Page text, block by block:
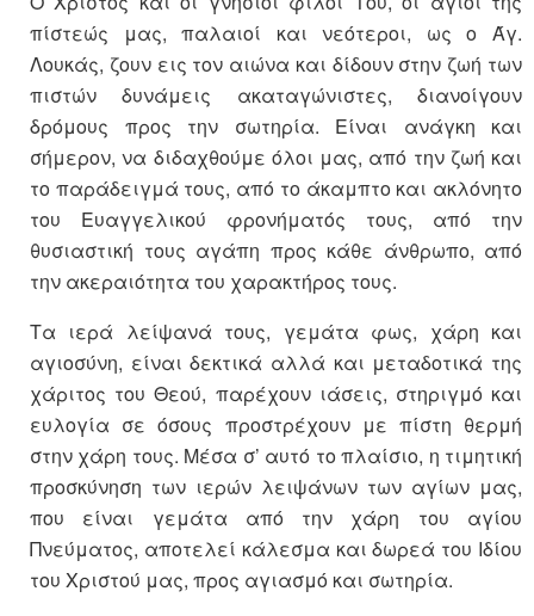
πίστεώς μας, παλαιοί και νεότεροι, ως ο Άγ.
Λουκάς, ζουν εις τον αιώνα και δίδουν στην ζωή των
πιστών δυνάμεις ακαταγώνιστες, διανοίγουν
δρόμους προς την σωτηρία. Είναι ανάγκη και
σήμερον, να διδαχθούμε όλοι μας, από την ζωή και
το παράδειγμά τους, από το άκαμπτο και ακλόνητο
του Ευαγγελικού φρονήματός τους, από την
θυσιαστική τους αγάπη προς κάθε άνθρωπο, από
την ακεραιότητα του χαρακτήρος τους.
Τα ιερά λείψανά τους, γεμάτα φως, χάρη και
αγιοσύνη, είναι δεκτικά αλλά και μεταδοτικά της
χάριτος του Θεού, παρέχουν ιάσεις, στηριγμό και
ευλογία σε όσους προστρέχουν με πίστη θερμή
στην χάρη τους. Μέσα σ’ αυτό το πλαίσιο, η τιμητική
προσκύνηση των ιερών λειψάνων των αγίων μας,
που είναι γεμάτα από την χάρη του αγίου
Πνεύματος, αποτελεί κάλεσμα και δωρεά του Ιδίου
του Χριστού μας, προς αγιασμό και σωτηρία.